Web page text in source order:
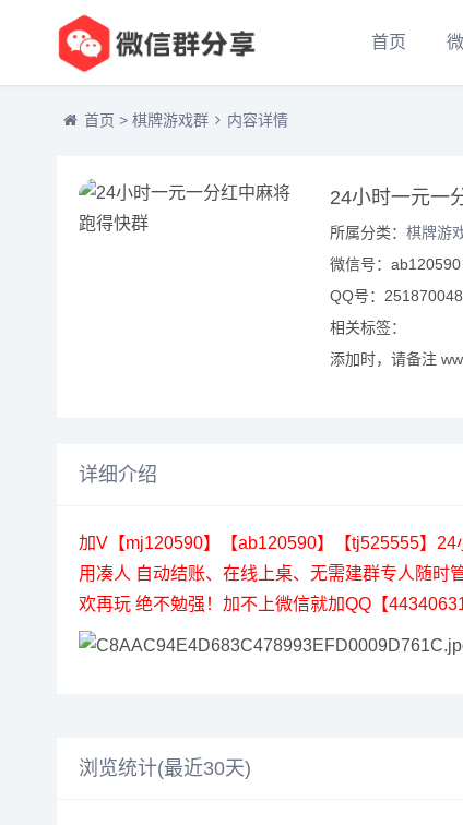
首页
首页 > 棋牌游戏群 内容详情
24小时一元一
所属分类： 棋牌游
微信号：ab120590
QQ号：
相关标签：
添加时，请备注
详细介绍
加V【mj120590】【ab120590】【tj525555】
用凑人 自动结账、在线上桌、无需建群专人随时
欢再玩 绝不勉强！加不上微信就加QQ【
浏览统计(最近30天)